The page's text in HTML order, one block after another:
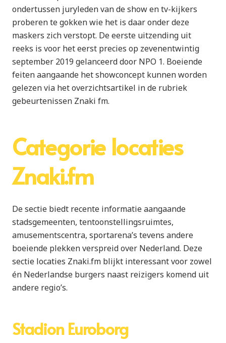
ondertussen juryleden van de show en tv-kijkers
proberen te gokken wie het is daar onder deze
maskers zich verstopt. De eerste uitzending uit
reeks is voor het eerst precies op zevenentwintig
september 2019 gelanceerd door NPO 1. Boeiende
feiten aangaande het showconcept kunnen worden
gelezen via het overzichtsartikel in de rubriek
gebeurtenissen Znaki fm.
Categorie locaties
Znaki.fm
De sectie biedt recente informatie aangaande
stadsgemeenten, tentoonstellingsruimtes,
amusementscentra, sportarena’s tevens andere
boeiende plekken verspreid over Nederland. Deze
sectie locaties Znaki.fm blijkt interessant voor zowel
én Nederlandse burgers naast reizigers komend uit
andere regio’s.
Stadion Euroborg